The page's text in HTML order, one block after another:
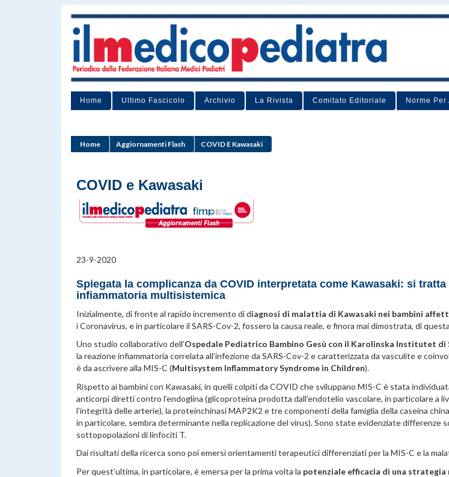
Home Ultimo Fascicolo Archivio La Rivista Comitato Editoriale Norme Per
Home Aggiornamenti Flash COVID E Kawasaki
COVID e Kawasaki
23-9-2020
Spiegata la complicanza da COVID interpretata come Kawasaki: si
infiammatoria multisistemica
Inizialmente, di fronte al rapido incremento di diagnosi di malattia di Kawasaki nei bambini
i Coronavirus, e in particolare il SARS-Cov-2, fossero la causa reale, e finora mai dimostrata, di
Uno studio collaborativo dell’Ospedale Pediatrico Bambino Gesù con il Karolinska Institutet di
la reazione infiammatoria correlata all’infezione da SARS-Cov-2 e caratterizzata da vasculite e
è da ascrivere alla MIS-C (Multisystem Inflammatory Syndrome in Children).
Rispetto ai bambini con Kawasaki, in quelli colpiti da COVID che sviluppano MIS-C è stata
anticorpi diretti contro l’endoglina (glicoproteina prodotta dall’endotelio vascolare, in particolare a
l’integrità delle arterie), la proteinchinasi MAP2K2 e tre componenti della famiglia della caseina
in particolare, sembra determinante nella replicazione del virus). Sono state evidenziate differenze
sottopopolazioni di linfociti T.
Dai risultati della ricerca sono poi emersi orientamenti terapeutici differenziati per la MIS-C e la
Per quest’ultima, in particolare, è emersa per la prima volta la potenziale efficacia di una strategia